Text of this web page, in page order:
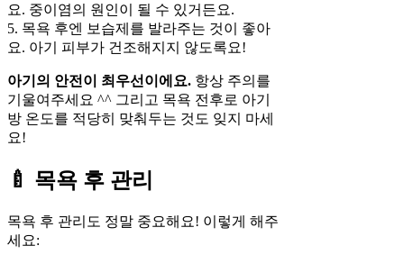
요. 중이염의 원인이 될 수 있거든요.
5. 목욕 후엔 보습제를 발라주는 것이 좋아
요. 아기 피부가 건조해지지 않도록요!
아기의 안전이 최우선이에요. 항상 주의를
기울여주세요 ^^ 그리고 목욕 전후로 아기
방 온도를 적당히 맞춰두는 것도 잊지 마세
요!
🍼 목욕 후 관리
목욕 후 관리도 정말 중요해요! 이렇게 해주
세요: